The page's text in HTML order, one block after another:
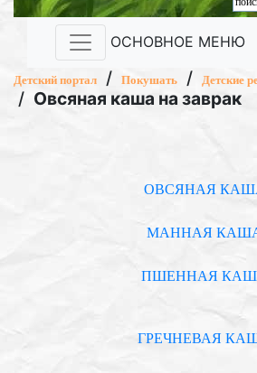
ОСНОВНОЕ МЕНЮ
Детский портал / Покушать / Детские
/ Овсяная каша на заврак
ОВСЯНАЯ
МАННАЯ
ПШЕННАЯ
ГРЕЧНЕВАЯ